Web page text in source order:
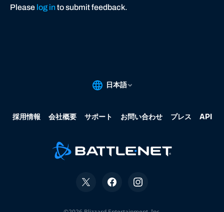
Please log into submit feedback.